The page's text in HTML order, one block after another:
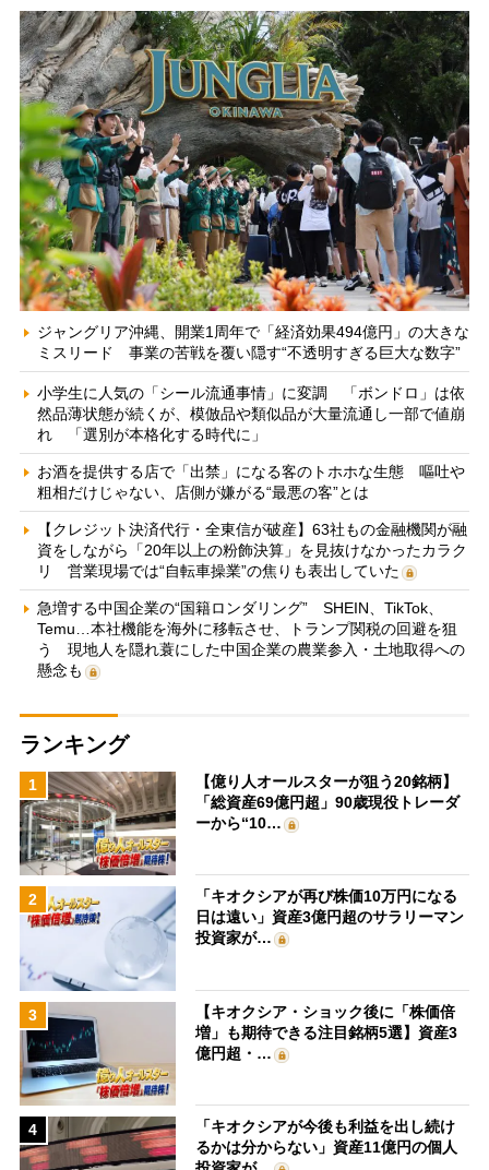
ジャングリア沖縄、開業1周年で「経済効果494億円」の大きな
ミスリード 事業の苦戦を覆い隠す“不透明すぎる巨大な数字”
小学生に人気の「シール流通事情」に変調 「ボンドロ」は依
然品薄状態が続くが、模倣品や類似品が大量流通し一部で値崩
れ 「選別が本格化する時代に」
お酒を提供する店で「出禁」になる客のトホホな生態 嘔吐や
粗相だけじゃない、店側が嫌がる“最悪の客”とは
【クレジット決済代行・全東信が破産】63社もの金融機関が融
資をしながら「20年以上の粉飾決算」を見抜けなかったカラク
リ 営業現場では“自転車操業”の焦りも表出していた
急増する中国企業の“国籍ロンダリング” SHEIN、TikTok、
Temu…本社機能を海外に移転させ、トランプ関税の回避を狙
う 現地人を隠れ蓑にした中国企業の農業参入・土地取得への
懸念も
ランキング
1
【億り人オールスターが狙う20銘柄】
「総資産69億円超」90歳現役トレーダ
ーから“10…
2
「キオクシアが再び株価10万円になる
日は遠い」資産3億円超のサラリーマン
投資家が…
3
【キオクシア・ショック後に「株価倍
増」も期待できる注目銘柄5選】資産3
億円超・…
4
「キオクシアが今後も利益を出し続け
るかは分からない」資産11億円の個人